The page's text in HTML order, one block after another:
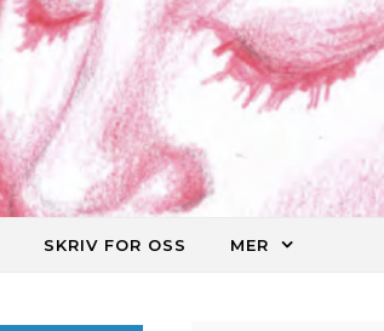
SKRIV FOR OSS MER